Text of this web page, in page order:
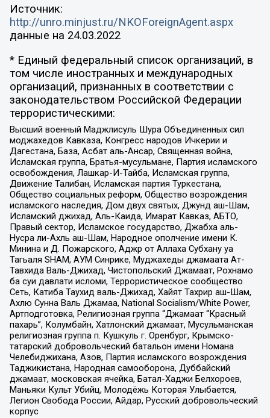
Источник:
http://unro.minjust.ru/NKOForeignAgent.aspx
данные на 24.03.2022
* Единый федеральный список организаций, в
том числе иностранных и международных
организаций, признанных в соответствии с
законодательством Российской Федерации
террористическими:
Высший военный Маджлисуль Шура Объединенных сил
моджахедов Кавказа, Конгресс народов Ичкерии и
Дагестана, База, Асбат аль-Ансар, Священная война,
Исламская группа, Братья-мусульмане, Партия исламского
освобождения, Лашкар-И-Тайба, Исламская группа,
Движение Талибан, Исламская партия Туркестана,
Общество социальных реформ, Общество возрождения
исламского наследия, Дом двух святых, Джунд аш-Шам,
Исламский джихад, Аль-Каида, Имарат Кавказ, АБТО,
Правый сектор, Исламское государство, Джабха аль-
Нусра ли-Ахль аш-Шам, Народное ополчение имени К.
Минина и Д. Пожарского, Аджр от Аллаха Субхану уа
Тагьаля SHAM, АУМ Синрике, Муджахеды джамаата Ат-
Тавхида Валь-Джихад, Чистопольский Джамаат, Рохнамо
ба суи давлати исломи, Террористическое сообщество
Сеть, Катиба Таухид валь-Джихад, Хайят Тахрир аш-Шам,
Ахлю Сунна Валь Джамаа, National Socialism/White Power,
Артподготовка, Религиозная группа “Джамаат “Красный
пахарь”, Колумбайн, Хатлонский джамаат, Мусульманская
религиозная группа п. Кушкуль г. Оренбург, Крымско-
татарский добровольческий батальон имени Номана
Челебиджихана, Азов, Партия исламского возрождения
Таджикистана, Народная самооборона, Дуббайский
джамаат, московская ячейка, Батал-Хаджи Белхороев,
Маньяки Культ Убийц, Молодёжь Которая Улыбается,
Легион Свобода России, Айдар, Русский добровольческий
корпус